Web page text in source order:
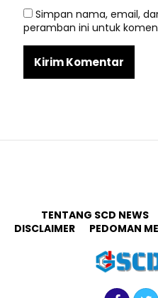
Simpan nama, email,
peramban ini untuk
TENTANG SCD NEWS
DISCLAIMER
PEDOMAN